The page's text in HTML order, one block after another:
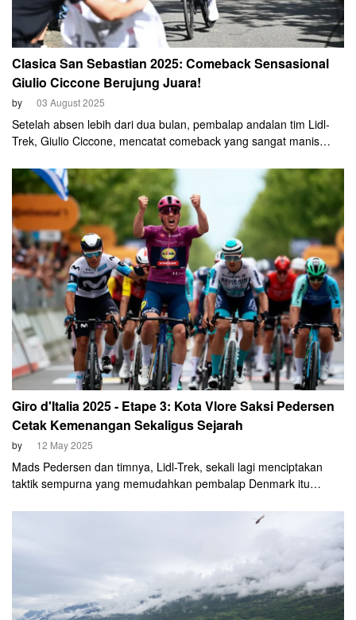
Clasica San Sebastian 2025: Comeback Sensasional
Giulio Ciccone Berujung Juara!
by 03 August 2025
Setelah absen lebih dari dua bulan, pembalap andalan tim Lidl-
Trek, Giulio Ciccone, mencatat comeback yang sangat manis
pada Sabtu, 2 Agustus 2025.
Giro d'Italia 2025 - Etape 3: Kota Vlore Saksi Pedersen
Cetak Kemenangan Sekaligus Sejarah
by 12 May 2025
Mads Pedersen dan timnya, Lidl-Trek, sekali lagi menciptakan
taktik sempurna yang memudahkan pembalap Denmark itu
malam, 11 Mei 2025. Hasil positif itu sekaligus menghantarkan